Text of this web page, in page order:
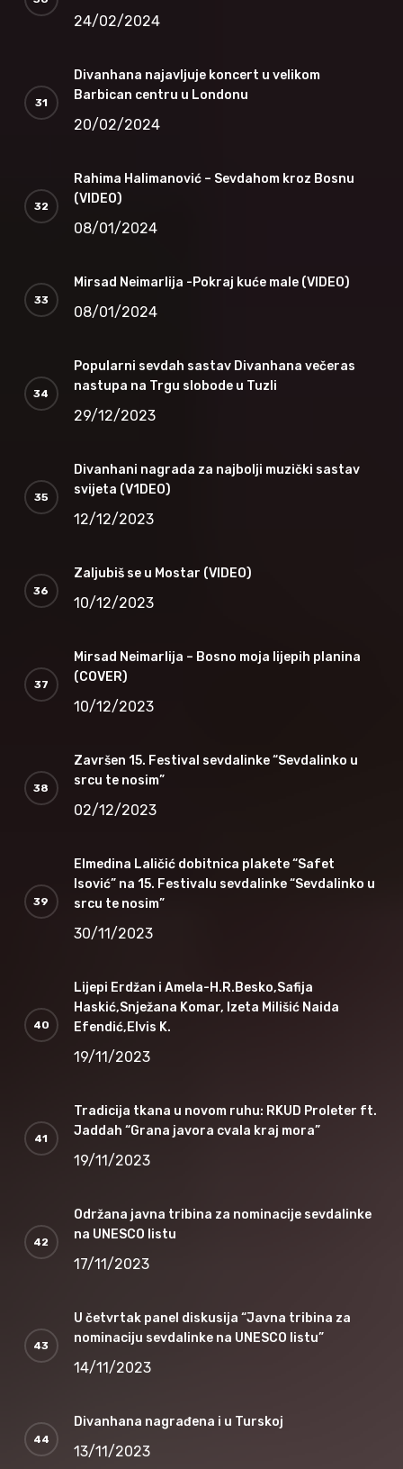
24/02/2024
Divanhana najavljuje koncert u velikom
Barbican centru u Londonu
20/02/2024
Rahima Halimanović – Sevdahom kroz Bosnu
(VIDEO)
08/01/2024
Mirsad Neimarlija -Pokraj kuće male (VIDEO)
08/01/2024
Popularni sevdah sastav Divanhana večeras
nastupa na Trgu slobode u Tuzli
29/12/2023
Divanhani nagrada za najbolji muzički sastav
svijeta (V1DEO)
12/12/2023
Zaljubiš se u Mostar (VIDEO)
10/12/2023
Mirsad Neimarlija – Bosno moja lijepih planina
(COVER)
10/12/2023
Završen 15. Festival sevdalinke “Sevdalinko u
srcu te nosim”
02/12/2023
Elmedina Laličić dobitnica plakete “Safet
Isović” na 15. Festivalu sevdalinke “Sevdalinko u
srcu te nosim”
30/11/2023
Lijepi Erdžan i Amela-H.R.Besko,Safija
Haskić,Snježana Komar, Izeta Milišić Naida
Efendić,Elvis K.
19/11/2023
Tradicija tkana u novom ruhu: RKUD Proleter ft.
Jaddah “Grana javora cvala kraj mora”
19/11/2023
Održana javna tribina za nominacije sevdalinke
na UNESCO listu
17/11/2023
U četvrtak panel diskusija “Javna tribina za
nominaciju sevdalinke na UNESCO listu”
14/11/2023
Divanhana nagrađena i u Turskoj
13/11/2023